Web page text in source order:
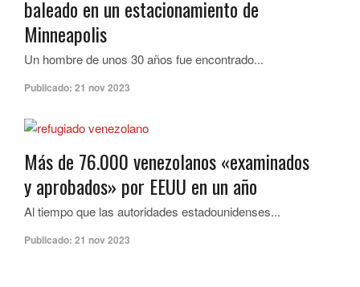
baleado en un estacionamiento de
Minneapolis
Un hombre de unos 30 años fue encontrado...
Publicado: 21 nov 2023
Más de 76.000 venezolanos «examinados
y aprobados» por EEUU en un año
Al tiempo que las autoridades estadounidenses...
Publicado: 21 nov 2023